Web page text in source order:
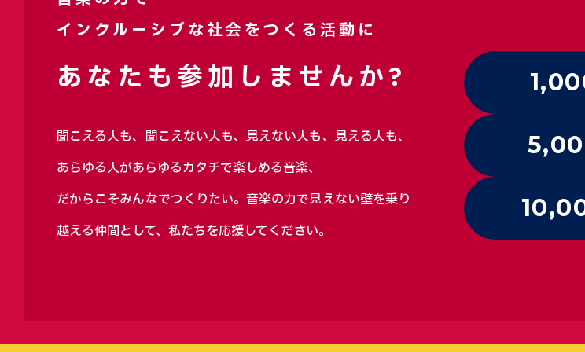
インクルーシブな社会をつくる活動に
あなたも参加しませんか?
聞こえる人も、聞こえない人も、見えない人も、見える人も、
あらゆる人があらゆるカタチで楽しめる音楽、
だからこそみんなでつくりたい。音楽の力で見えない壁を乗り
越える仲間として、私たちを応援してください。